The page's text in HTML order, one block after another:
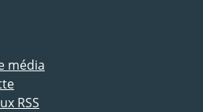
média
RSS